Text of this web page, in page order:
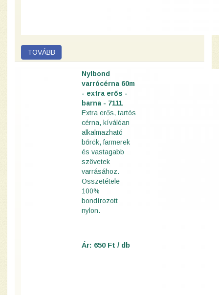
Nylbond
varrócérna 60m
- extra erős -
barna - 7111
Extra erős, tartós
cérna, kíválóan
alkalmazható
bőrök, farmerek
és vastagabb
szövetek
varrásához.
Összetétele
100%
bondírozott
nylon.
Ár: 650 Ft / db